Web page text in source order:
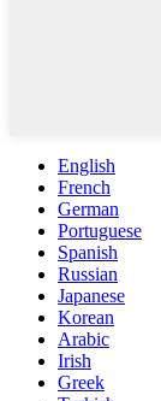
English
French
German
Portuguese
Spanish
Russian
Japanese
Korean
Arabic
Irish
Greek